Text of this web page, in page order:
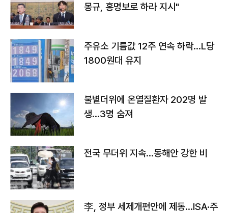
몽규, 홍명보로 하라 지시"
주유소 기름값 12주 연속 하락…L당
1800원대 유지
불볕더위에 온열질환자 202명 발
생…3명 숨져
전국 무더위 지속…동해안 강한 비
李, 정부 세제개편안에 제동…ISA·주